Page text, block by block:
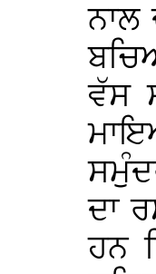
ਨਾਲ
ਵੱਸ
ਦਾ
ਹਨ